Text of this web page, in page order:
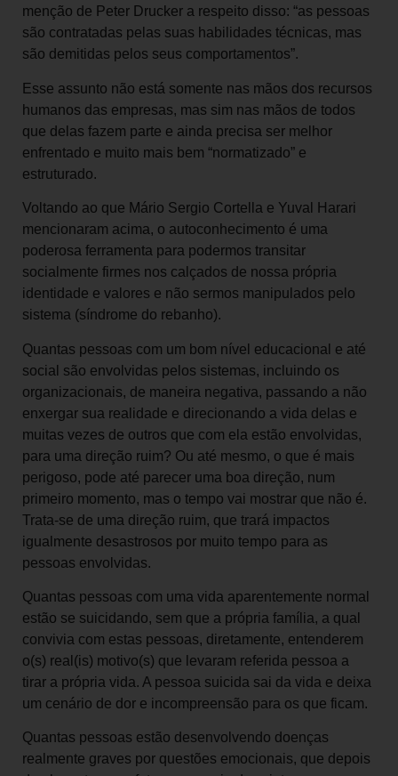
menção de Peter Drucker a respeito disso: “as pessoas
são contratadas pelas suas habilidades técnicas, mas
são demitidas pelos seus comportamentos”.
Esse assunto não está somente nas mãos dos recursos
humanos das empresas, mas sim nas mãos de todos
que delas fazem parte e ainda precisa ser melhor
enfrentado e muito mais bem “normatizado” e
estruturado.
Voltando ao que Mário Sergio Cortella e Yuval Harari
mencionaram acima, o autoconhecimento é uma
poderosa ferramenta para podermos transitar
socialmente firmes nos calçados de nossa própria
identidade e valores e não sermos manipulados pelo
sistema (síndrome do rebanho).
Quantas pessoas com um bom nível educacional e até
social são envolvidas pelos sistemas, incluindo os
organizacionais, de maneira negativa, passando a não
enxergar sua realidade e direcionando a vida delas e
muitas vezes de outros que com ela estão envolvidas,
para uma direção ruim? Ou até mesmo, o que é mais
perigoso, pode até parecer uma boa direção, num
primeiro momento, mas o tempo vai mostrar que não é.
Trata-se de uma direção ruim, que trará impactos
igualmente desastrosos por muito tempo para as
pessoas envolvidas.
Quantas pessoas com uma vida aparentemente normal
estão se suicidando, sem que a própria família, a qual
convivia com estas pessoas, diretamente, entenderem
o(s) real(is) motivo(s) que levaram referida pessoa a
tirar a própria vida. A pessoa suicida sai da vida e deixa
um cenário de dor e incompreensão para os que ficam.
Quantas pessoas estão desenvolvendo doenças
realmente graves por questões emocionais, que depois